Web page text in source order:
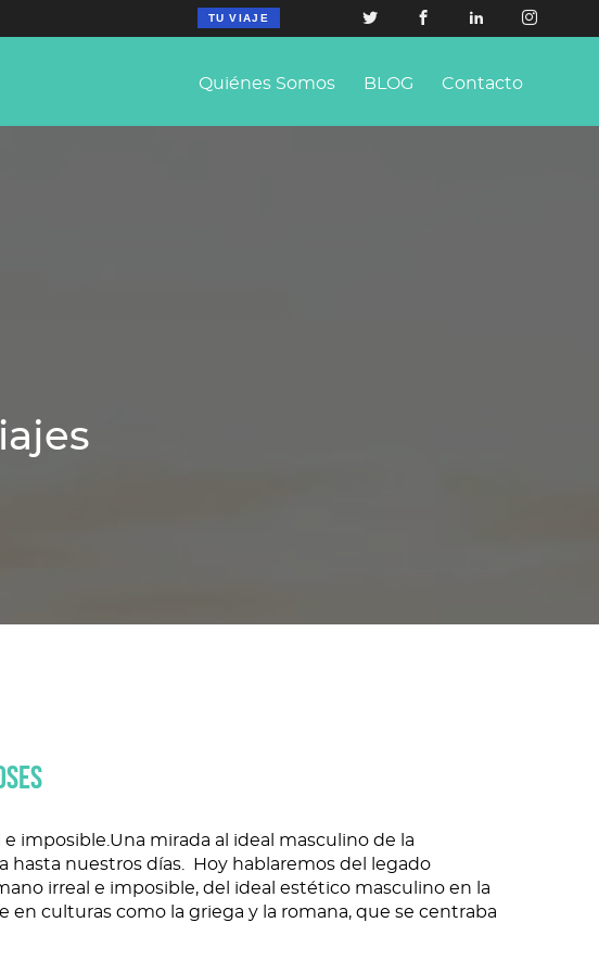
TU VIAJE
Quiénes Somos BLOG Contacto
imposible.Una mirada al ideal masculino de la
hasta nuestros días. Hoy hablaremos del legado
irreal e imposible, del ideal estético masculino en la
en culturas como la griega y la romana, que se centraba